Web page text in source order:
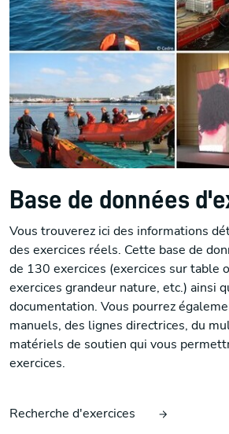
Base de données
Vous trouverez ici des informations
des exercices réels. Cette base de
de 130 exercices (exercices sur table
exercices grandeur nature, etc.) ainsi
documentation. Vous pourrez
manuels, des lignes directrices, du
matériels de soutien qui vous
exercices.
Recherche d'exercices